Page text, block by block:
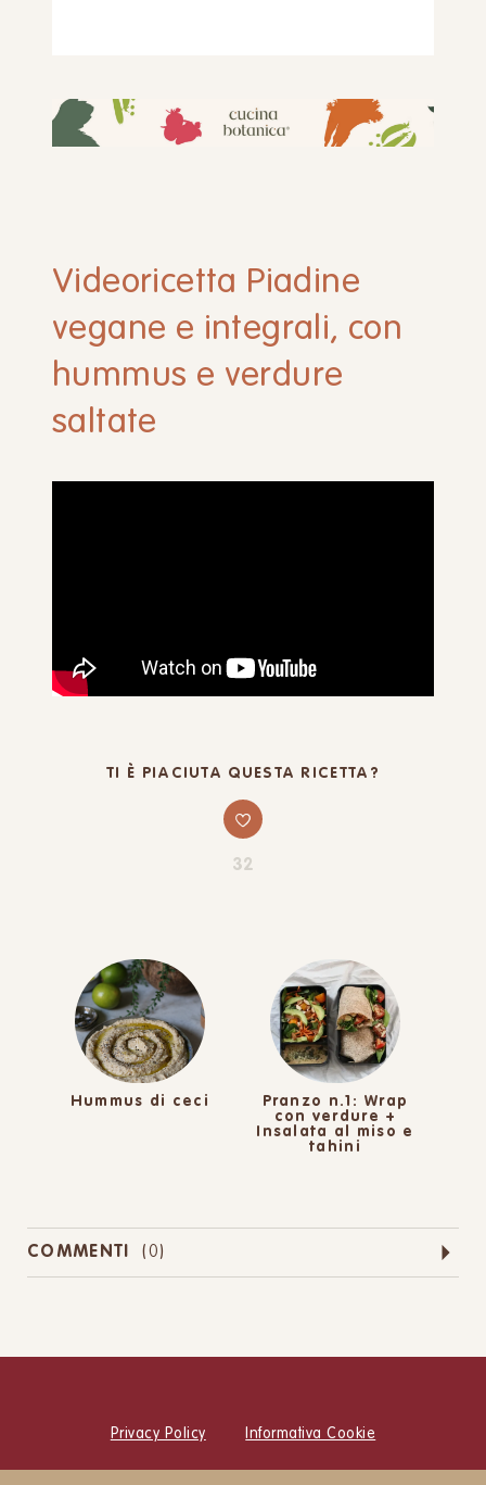
Videoricetta Piadine
vegane e integrali, con
hummus e verdure
saltate
TI È PIACIUTA QUESTA RICETTA?
32
Hummus di ceci
Pranzo n.1: Wrap
con verdure +
Insalata al miso e
tahini
COMMENTI (0)
Privacy Policy Informativa Cookie